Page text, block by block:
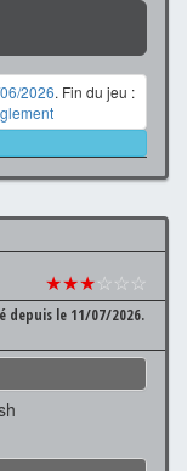
2026. Fin du jeu :
★★★☆☆☆
depuis le 11/07/2026.